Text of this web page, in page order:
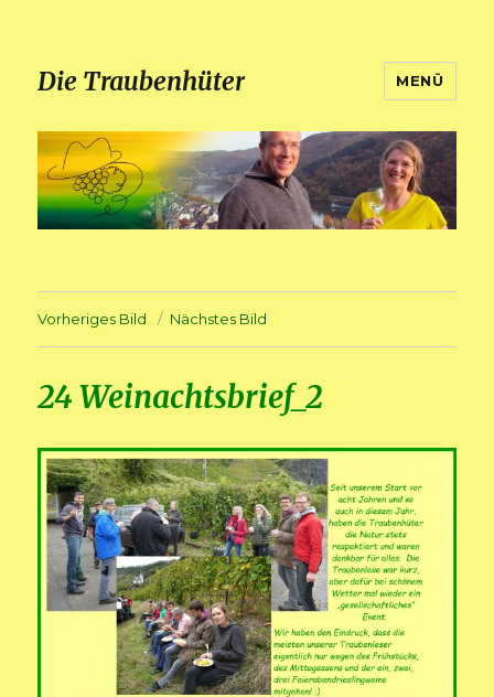
Die Traubenhüter MENÜ
Vorheriges Bild Nächstes Bild
24 Weinachtsbrief_2